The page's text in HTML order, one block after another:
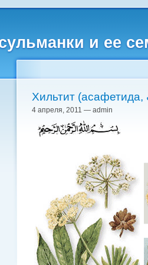
и ее
4 апреля, 2011 — admin